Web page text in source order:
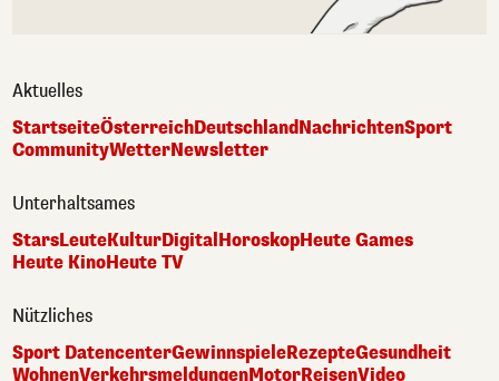
Aktuelles
StartseiteÖsterreichDeutschlandNachrichtenSport
CommunityWetterNewsletter
Unterhaltsames
StarsLeuteKulturDigital HoroskopHeute Games
Heute KinoHeute TV
Nützliches
Sport DatencenterGewinnspieleRezepteGesundheit
WohnenVerkehrsmeldungenMotorReisenVideo